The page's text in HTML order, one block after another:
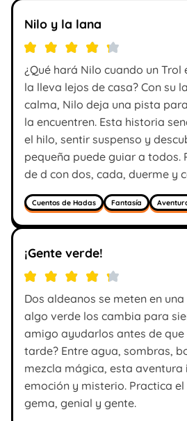
Nilo y la lana
¿Qué hará Nilo cuando un Trol
la lleva lejos de casa? Con su
calma, Nilo deja una pista
la encuentren. Esta historia
el hilo, sentir suspenso y
pequeña puede guiar a todos.
de d con dos, cada, duerme y
Cuentos de Hadas Fantasía
¡Gente verde!
Dos aldeanos se meten en
algo verde los cambia para
amigo ayudarlos antes de
tarde? Entre agua, sombras,
mezcla mágica, esta aventura
emoción y misterio. Practica
gema, genial y gente.